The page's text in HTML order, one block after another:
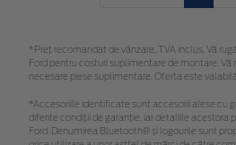
*Preţ recomandat de vânzare, TVA inclus. Vă
Ford pentru costuri suplimentare de montare. Vă
necesare piese suplimentare. Oferta este
*Accesoriile identificate sunt accesorii alese cu
diferite condiții de garanție, iar detaliile acestora
Ford. Denumirea Bluetooth® și logourile sunt